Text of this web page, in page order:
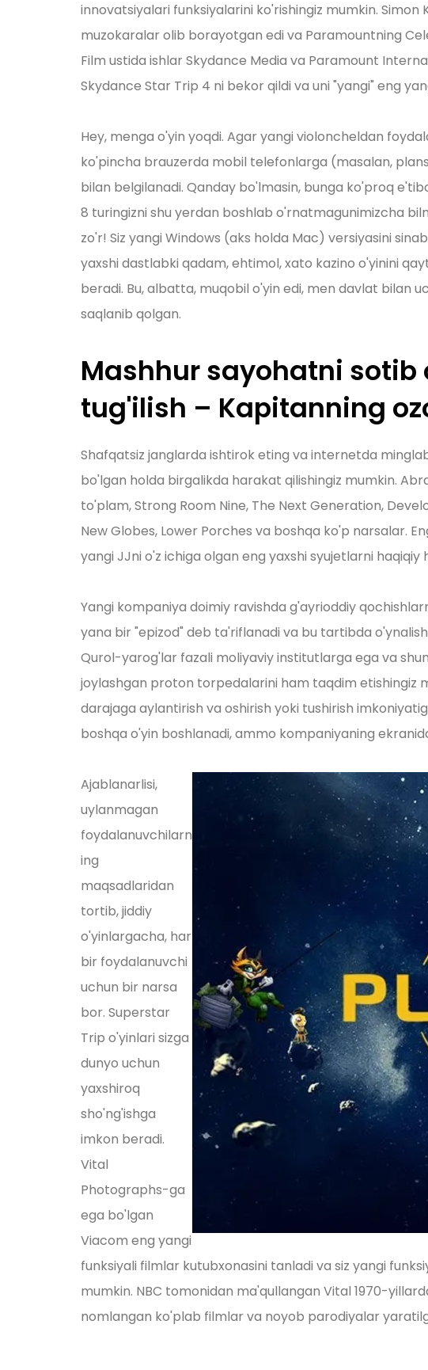
innovatsiyalari funksiyalarini ko'rishingiz mumkin.
muzokaralar olib borayotgan edi va Paramountning
Film ustida ishlar Skydance Media va Paramount
Skydance Star Trip 4 ni bekor qildi va uni "yangi" eng
Hey, menga o'yin yoqdi. Agar yangi violoncheldan
ko'pincha brauzerda mobil telefonlarga (masalan,
bilan belgilanadi. Qanday bo'lmasin, bunga ko'proq
8 turingizni shu yerdan boshlab o'rnatmagunimizcha
zo'r! Siz yangi Windows (aks holda Mac) versiyasini
yaxshi dastlabki qadam, ehtimol, xato kazino o'yinini
beradi. Bu, albatta, muqobil o'yin edi, men davlat bilan
saqlanib qolgan.
Mashhur sayohatni sotib
tug'ilish – Kapitanning
Shafqatsiz janglarda ishtirok eting va internetda
bo'lgan holda birgalikda harakat qilishingiz mumkin.
to'plam, Strong Room Nine, The Next Generation,
New Globes, Lower Porches va boshqa ko'p narsalar.
yangi JJni o'z ichiga olgan eng yaxshi syujetlarni
Yangi kompaniya doimiy ravishda g'ayrioddiy
yana bir "epizod" deb ta'riflanadi va bu tartibda
Qurol-yarog'lar fazali moliyaviy institutlarga ega va
joylashgan proton torpedalarini ham taqdim etishingiz
darajaga aylantirish va oshirish yoki tushirish
boshqa o'yin boshlanadi, ammo kompaniyaning
Ajablanarlisi,
uylanmagan
foydalanuvchilarn
ing
maqsadlaridan
tortib, jiddiy
o'yinlargacha, har
bir foydalanuvchi
uchun bir narsa
bor. Superstar
Trip o'yinlari sizga
dunyo uchun
yaxshiroq
sho'ng'ishga
imkon beradi.
Vital
Photographs-ga
ega bo'lgan
Viacom eng yangi
funksiyali filmlar kutubxonasini tanladi va siz yangi
mumkin. NBC tomonidan ma'qullangan Vital 1970-
nomlangan ko'plab filmlar va noyob parodiyalar